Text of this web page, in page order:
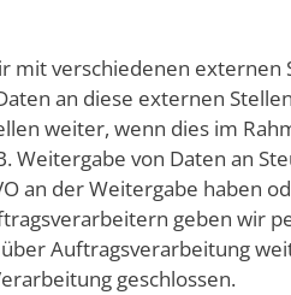
verschiedenen externen
an diese externen
weiter, wenn dies im
Weitergabe von Daten an
an der Weitergabe haben
geben wir
Auftragsverarbeitung
geschlossen.